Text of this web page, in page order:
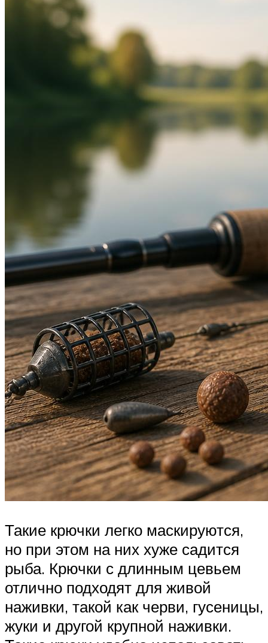
Такие крючки легко маскируются,
но при этом на них хуже садится
рыба. Крючки с длинным цевьем
отлично подходят для живой
наживки, такой как черви, гусеницы,
жуки и другой крупной наживки.